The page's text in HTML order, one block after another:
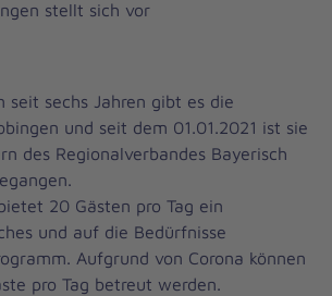
stellt sich vor
seit sechs Jahren gibt es die
und seit dem 01.01.2021 ist sie
des Regionalverbandes Bayerisch
20 Gästen pro Tag ein
und auf die Bedürfnisse
Aufgrund von Corona können
pro Tag betreut werden.